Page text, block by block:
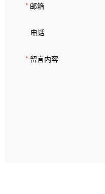
* 邮箱
电话
* 留言内容